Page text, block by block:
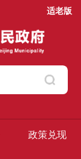
适老版
政策兑现